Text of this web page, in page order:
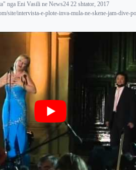
nga Eni Vasili ne News24 22 shtator, 2017
site/intervista-e-plote-inva-mula-ne-skene-jam-dive-